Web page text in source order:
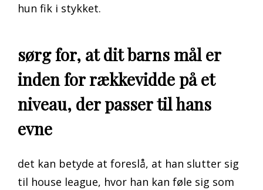
hun fik i stykket.
sørg for, at dit barns mål er
inden for rækkevidde på et
niveau, der passer til hans
evne
det kan betyde at foreslå, at han slutter sig
til house league, hvor han kan føle sig som